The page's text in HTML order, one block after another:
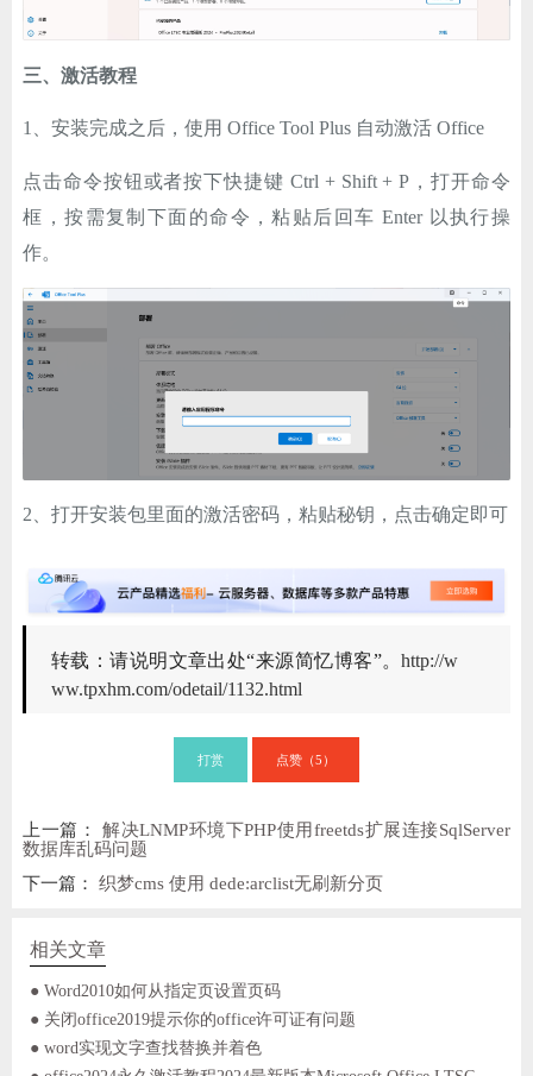
三、激活教程
1、安装完成之后，使用 Office Tool Plus 自动激活 Office
点击命令按钮或者按下快捷键 Ctrl + Shift + P，打开命令
框，按需复制下面的命令，粘贴后回车 Enter 以执行操
作。
2、打开安装包里面的激活密码，粘贴秘钥，点击确定即可
转载：请说明文章出处“来源简忆博客”。http://w
ww.tpxhm.com/odetail/1132.html
打赏 点赞（5 ）
上一篇： 解决LNMP环境下PHP使用freetds扩展连接SqlServer
数据库乱码问题
下一篇：织梦cms 使用 dede:arclist无刷新分页
相关文章
● Word2010如何从指定页设置页码
● 关闭office2019提示你的office许可证有问题
● word实现文字查找替换并着色